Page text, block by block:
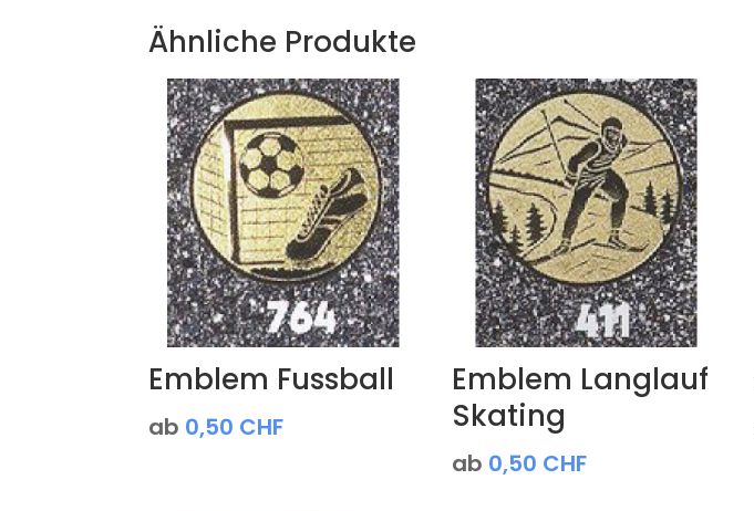
Ähnliche Produkte
Emblem Fussball
ab 0,50 CHF
Emblem Langlauf
Skating
ab 0,50 CHF